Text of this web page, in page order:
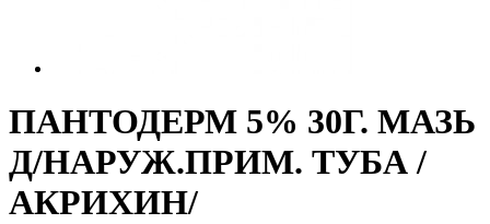
ПАНТОДЕРМ 5% 30Г. МАЗЬ
Д/НАРУЖ.ПРИМ. ТУБА /
АКРИХИН/